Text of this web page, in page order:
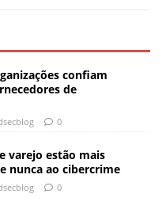
confiam
de
0
varejo estão mais
nunca ao cibercrime
0